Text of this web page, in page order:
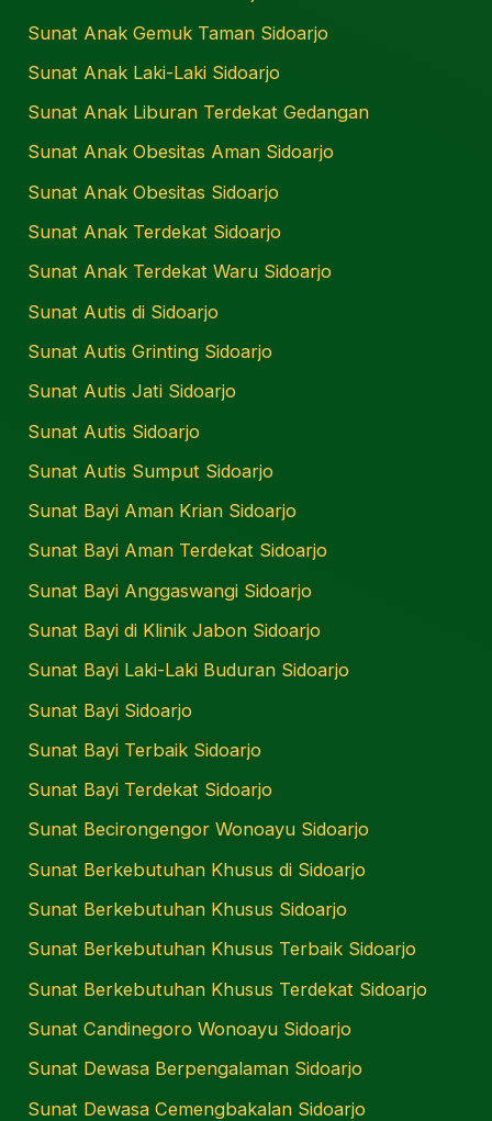
Sunat Anak Gemuk Taman Sidoarjo
Sunat Anak Laki-Laki Sidoarjo
Sunat Anak Liburan Terdekat Gedangan
Sunat Anak Obesitas Aman Sidoarjo
Sunat Anak Obesitas Sidoarjo
Sunat Anak Terdekat Sidoarjo
Sunat Anak Terdekat Waru Sidoarjo
Sunat Autis di Sidoarjo
Sunat Autis Grinting Sidoarjo
Sunat Autis Jati Sidoarjo
Sunat Autis Sidoarjo
Sunat Autis Sumput Sidoarjo
Sunat Bayi Aman Krian Sidoarjo
Sunat Bayi Aman Terdekat Sidoarjo
Sunat Bayi Anggaswangi Sidoarjo
Sunat Bayi di Klinik Jabon Sidoarjo
Sunat Bayi Laki-Laki Buduran Sidoarjo
Sunat Bayi Sidoarjo
Sunat Bayi Terbaik Sidoarjo
Sunat Bayi Terdekat Sidoarjo
Sunat Becirongengor Wonoayu Sidoarjo
Sunat Berkebutuhan Khusus di Sidoarjo
Sunat Berkebutuhan Khusus Sidoarjo
Sunat Berkebutuhan Khusus Terbaik Sidoarjo
Sunat Berkebutuhan Khusus Terdekat Sidoarjo
Sunat Candinegoro Wonoayu Sidoarjo
Sunat Dewasa Berpengalaman Sidoarjo
Sunat Dewasa Cemengbakalan Sidoarjo